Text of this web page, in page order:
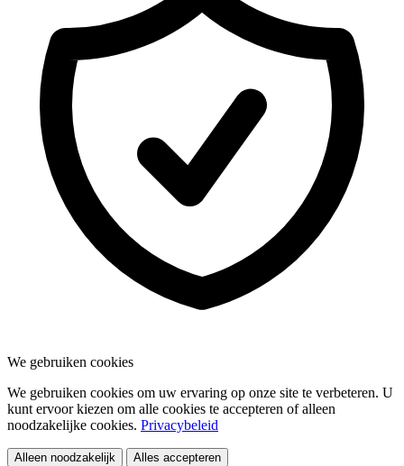
We gebruiken cookies
We gebruiken cookies om uw ervaring op onze site te verbeteren. U
kunt ervoor kiezen om alle cookies te accepteren of alleen
noodzakelijke cookies. Privacybeleid
Alleen noodzakelijk Alles accepteren